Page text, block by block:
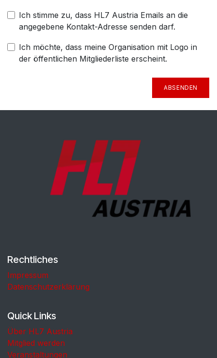
Ich stimme zu, dass HL7 Austria Emails an die
angegebene Kontakt-Adresse senden darf.
Ich möchte, dass meine Organisation mit Logo in
der öffentlichen Mitgliederliste erscheint.
ABSENDEN
Rechtliches
Impressum
Datenschutzerklärung
Quick Links
Über HL7 Austria
Mitglied werden
Veranstaltungen